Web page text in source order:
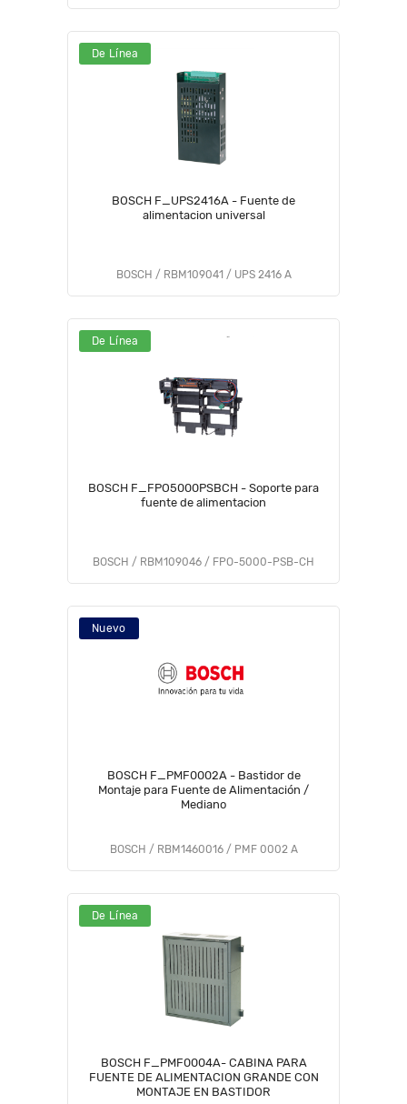
De Línea
BOSCH F_UPS2416A - Fuente de
alimentacion universal
BOSCH / RBM109041 / UPS 2416 A
De Línea
BOSCH F_FPO5000PSBCH - Soporte para
fuente de alimentacion
BOSCH / RBM109046 / FPO-5000-PSB-CH
Nuevo
BOSCH F_PMF0002A - Bastidor de
Montaje para Fuente de Alimentación /
Mediano
BOSCH / RBM1460016 / PMF 0002 A
De Línea
BOSCH F_PMF0004A- CABINA PARA
FUENTE DE ALIMENTACION GRANDE CON
MONTAJE EN BASTIDOR